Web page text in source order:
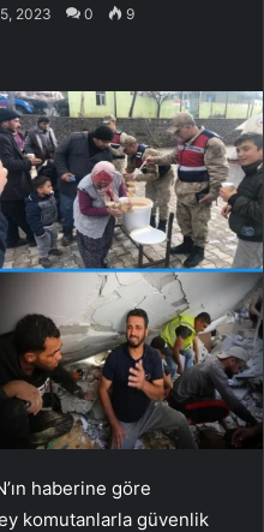
2023 0 9
haberine göre
komutanlarla güvenlik